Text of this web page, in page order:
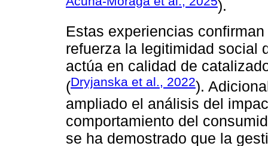
).
Estas experiencias
refuerza la legitimidad social
actúa en calidad de
(Dryjanska et al., 2022).
ampliado el análisis del
comportamiento del
se ha demostrado que la